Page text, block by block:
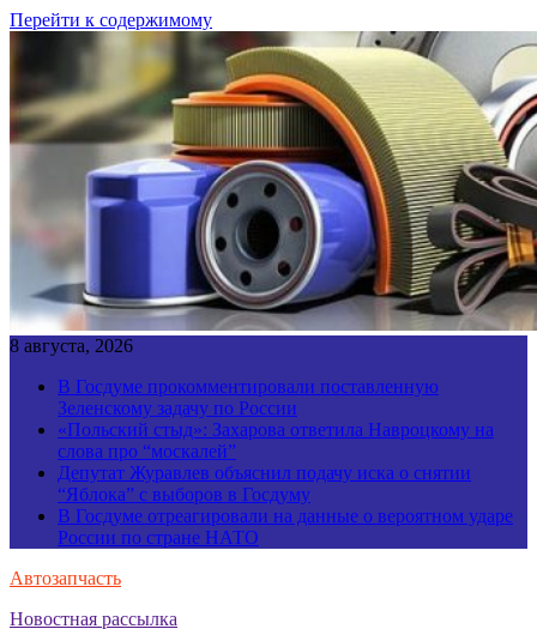
Перейти к содержимому
8 августа, 2026
В Госдуме прокомментировали поставленную
Зеленскому задачу по России
«Польский стыд»: Захарова ответила Навроцкому на
слова про “москалей”
Депутат Журавлев объяснил подачу иска о снятии
“Яблока” с выборов в Госдуму
В Госдуме отреагировали на данные о вероятном ударе
России по стране НАТО
Автозапчасть
Новостная рассылка